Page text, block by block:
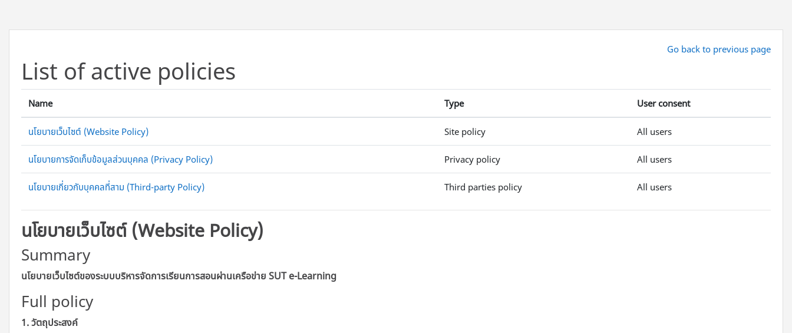
Go back to previous page
List of active policies
Name Type User consent
นโยบายเว็บไซต์ (Website Policy) Site policy All users
นโยบายการจัดเก็บข้อมูลส่วนบุคคล (Privacy Policy) Privacy policy All users
นโยบายเกี่ยวกับบุคคลที่สาม (Third-party Policy) Third parties policy All users
นโยบายเว็บไซต์ (Website Policy)
Summary
นโยบายเว็บไซต์ของระบบบริหารจัดการเรียนการสอนผ่านเครือข่าย SUT e-Learning
Full policy
1. วัตถุประสงค์